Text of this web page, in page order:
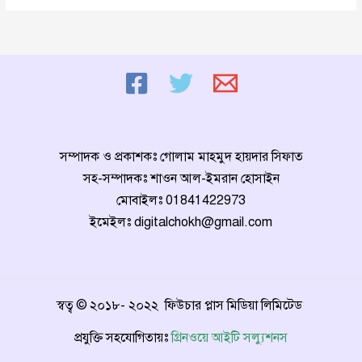
সম্পাদক ও প্রকাশকঃ গোলাম মাহমুদ হায়দার সিফাত
সহ-সম্পাদকঃ শাওন আল-ইমরান হোসাইন
মোবাইলঃ 01841422973
ইমেইলঃ digitalchokh@gmail.com
স্বত্ব © ২০১৮- ২০২২ ফিউচার প্লাস মিডিয়া লিমিটেড
প্রযুক্তি সহযোগিতায়ঃ গ্রিনওয়ে আইটি সল্যুশনস